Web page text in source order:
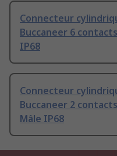
Connecteur
Buccaneer 6
IP68
Connecteur
Buccaneer 2
Mâle IP68